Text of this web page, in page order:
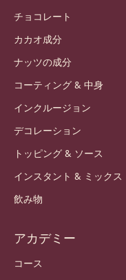
チョコレート
カカオ成分
ナッツの成分
コーティング & 中身
インクルージョン
デコレーション
トッピング & ソース
インスタント & ミックス
飲み物
アカデミー
コース